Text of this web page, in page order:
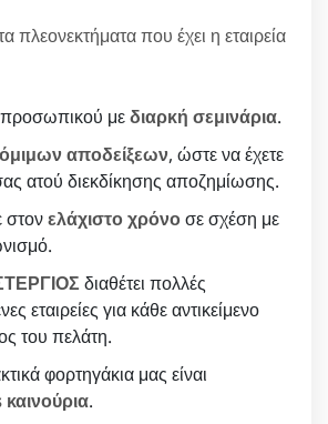
πλεονεκτήματα που έχει η εταιρεία
προσωπικού μεδιαρκή σεμινάρια.
αποδείξεων, ώστε να έχετε
ατού διεκδίκησης αποζημίωσης.
στονελάχιστο χρόνοσε σχέση με
διαθέτει πολλές
εταιρείες για κάθε αντικείμενο
του πελάτη.
φορτηγάκια μας είναι
.